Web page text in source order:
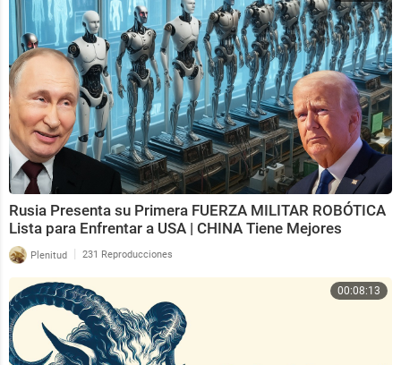
Rusia Presenta su Primera FUERZA MILITAR ROBÓTICA
Lista para Enfrentar a USA | CHINA Tiene Mejores
Plenitud | 231 Reproducciones
00:08:13